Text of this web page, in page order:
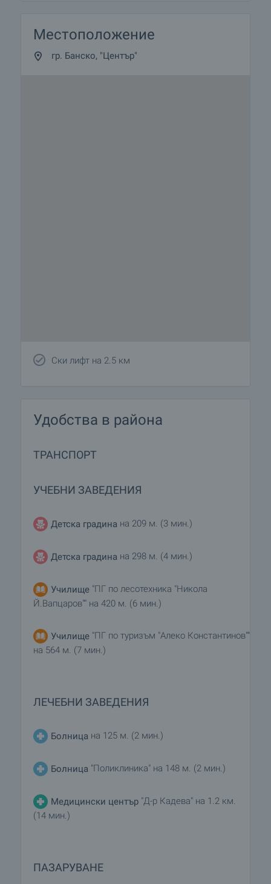
Местоположение
гр. Банско, "Център"
Ски лифт на 2.5 км
Удобства в района
ТРАНСПОРТ
УЧЕБНИ ЗАВЕДЕНИЯ
Детска градина на 209 м. (3 мин.)
Детска градина на 298 м. (4 мин.)
Училище "ПГ по лесотехника "Никола
Й.Вапцаров"" на 420 м. (6 мин.)
Училище "ПГ по туризъм "Алеко Константинов""
на 564 м. (7 мин.)
ЛЕЧЕБНИ ЗАВЕДЕНИЯ
Болница на 125 м. (2 мин.)
Болница "Поликлиника" на 148 м. (2 мин.)
Медицински център "Д-р Кадева" на 1.2 км.
(14 мин.)
ПАЗАРУВАНЕ